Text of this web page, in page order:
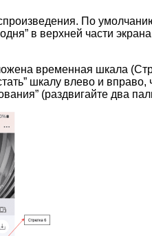
По
в верхней части
временная шкала
шкалу влево и
(раздвигайте два